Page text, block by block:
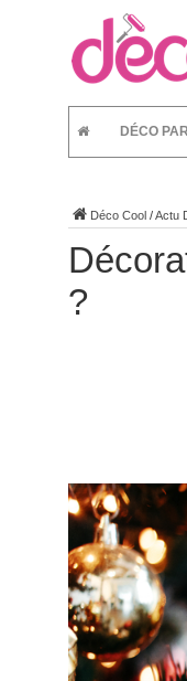
DÉCO
Déco Cool /Actu
?